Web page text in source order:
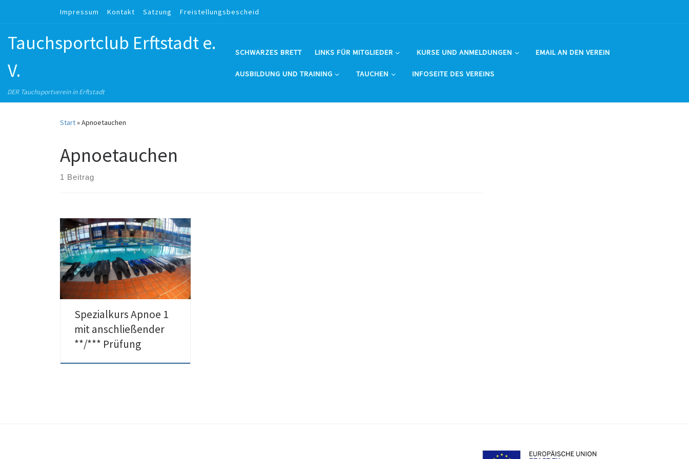
Zum Inhalt springenImpressum Kontakt Satzung Freistellungsbescheid
Tauchsportclub Erftstadt e.
V.
DER Tauchsportverein in Erftstadt
SCHWARZES BRETT LINKS FÜR MITGLIEDER KURSE UND ANMELDUNGEN EMAIL AN DEN VEREIN
AUSBILDUNG UND TRAINING TAUCHEN INFOSEITE DES VEREINS
Start»Apnoetauchen
Apnoetauchen
1 Beitrag
Henrike, Apnoe-TL***, aus Leverkusen
hat einen super Kurs gehalten. Mit
entsprechender Atemtechnik und
Vorbereitung wurden die 60m-
Strecke und sogar 3,5min Zeittauchen
geschafft.
Spezialkurs Apnoe 1
mit anschließender
**/*** Prüfung